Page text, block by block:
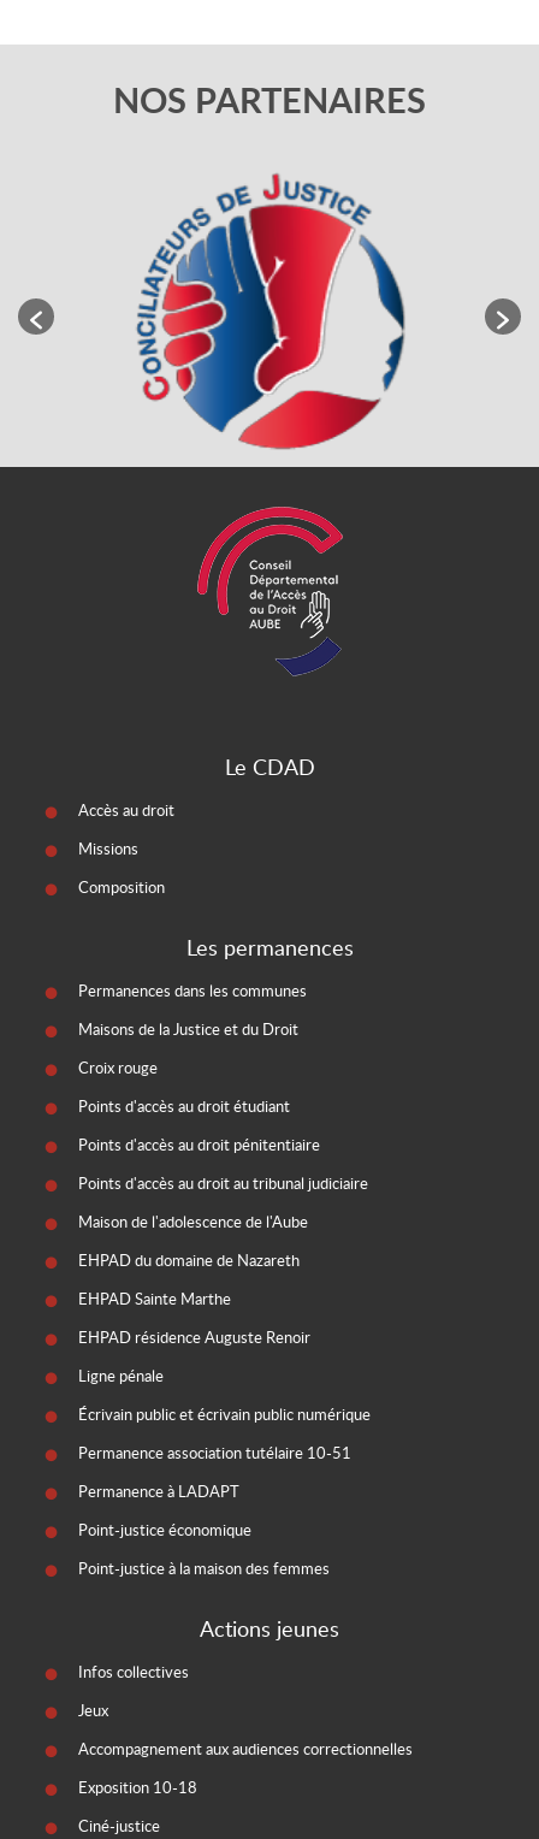
NOS PARTENAIRES
Le CDAD
Accès au droit
Missions
Composition
Les permanences
Permanences dans les communes
Maisons de la Justice et du Droit
Croix rouge
Points d'accès au droit étudiant
Points d'accès au droit pénitentiaire
Points d'accès au droit au tribunal judiciaire
Maison de l'adolescence de l'Aube
EHPAD du domaine de Nazareth
EHPAD Sainte Marthe
EHPAD résidence Auguste Renoir
Ligne pénale
Écrivain public et écrivain public numérique
Permanence association tutélaire 10-51
Permanence à LADAPT
Point-justice économique
Point-justice à la maison des femmes
Actions jeunes
Infos collectives
Jeux
Accompagnement aux audiences correctionnelles
Exposition 10-18
Ciné-justice